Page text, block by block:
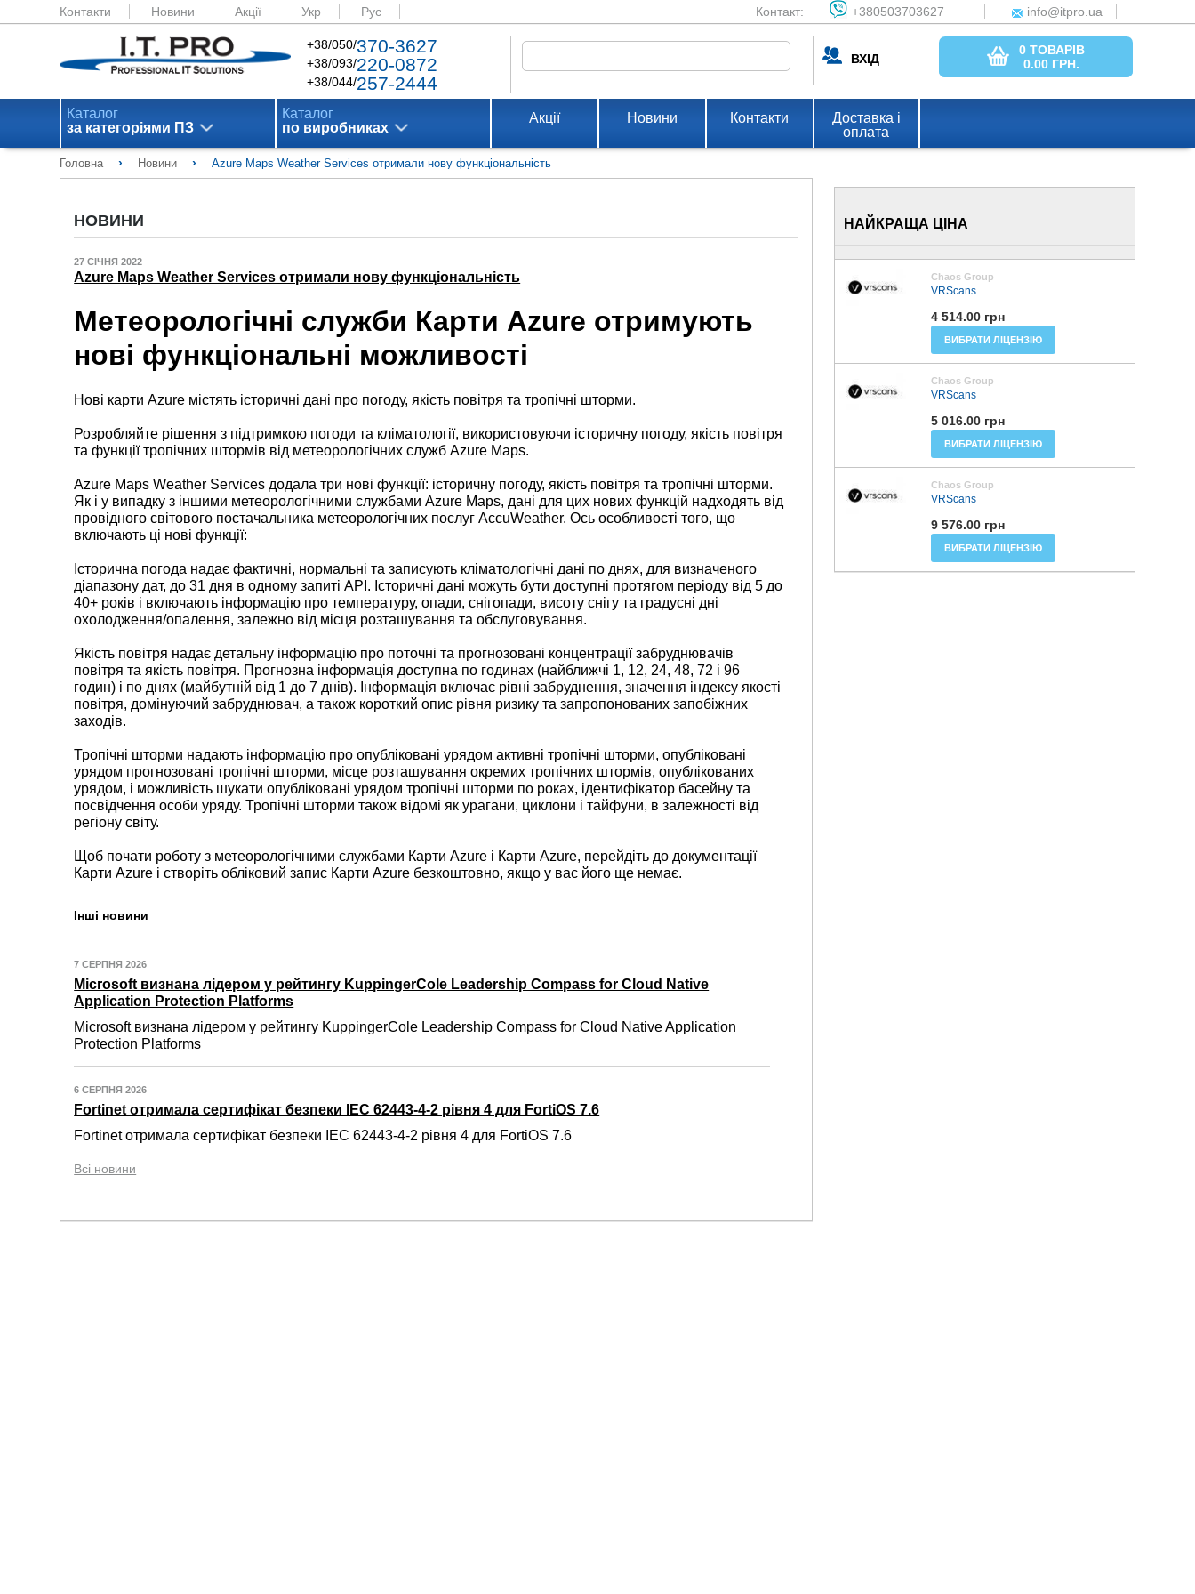
Контакти Новини Акції Укр Рус Контакт: +380503703627 info@itpro.ua
+38/050/370-3627
+38/093/220-0872
+38/044/257-2444
ВХІД
0 ТОВАРІВ
0.00 ГРН.
Каталог
за категоріями ПЗ
Каталог
по виробниках
Акції Новини Контакти
Доставка і
оплата
Головна › Новини › Azure Maps Weather Services отримали нову функціональність
НОВИНИ
27 СІЧНЯ 2022
Azure Maps Weather Services отримали нову функціональність
Метеорологічні служби Карти Azure отримують
нові функціональні можливості
Нові карти Azure містять історичні дані про погоду, якість повітря та тропічні шторми.
Розробляйте рішення з підтримкою погоди та кліматології, використовуючи історичну погоду, якість повітря
та функції тропічних штормів від метеорологічних служб Azure Maps.
Azure Maps Weather Services додала три нові функції: історичну погоду, якість повітря та тропічні шторми.
Як і у випадку з іншими метеорологічними службами Azure Maps, дані для цих нових функцій надходять від
провідного світового постачальника метеорологічних послуг AccuWeather. Ось особливості того, що
включають ці нові функції:
Історична погода надає фактичні, нормальні та записують кліматологічні дані по днях, для визначеного
діапазону дат, до 31 дня в одному запиті API. Історичні дані можуть бути доступні протягом періоду від 5 до
40+ років і включають інформацію про температуру, опади, снігопади, висоту снігу та градусні дні
охолодження/опалення, залежно від місця розташування та обслуговування.
Якість повітря надає детальну інформацію про поточні та прогнозовані концентрації забруднювачів
повітря та якість повітря. Прогнозна інформація доступна по годинах (найближчі 1, 12, 24, 48, 72 і 96
годин) і по днях (майбутній від 1 до 7 днів). Інформація включає рівні забруднення, значення індексу якості
повітря, домінуючий забруднювач, а також короткий опис рівня ризику та запропонованих запобіжних
заходів.
Тропічні шторми надають інформацію про опубліковані урядом активні тропічні шторми, опубліковані
урядом прогнозовані тропічні шторми, місце розташування окремих тропічних штормів, опублікованих
урядом, і можливість шукати опубліковані урядом тропічні шторми по роках, ідентифікатор басейну та
посвідчення особи уряду. Тропічні шторми також відомі як урагани, циклони і тайфуни, в залежності від
регіону світу.
Щоб почати роботу з метеорологічними службами Карти Azure і Карти Azure, перейдіть до документації
Карти Azure і створіть обліковий запис Карти Azure безкоштовно, якщо у вас його ще немає.
Інші новини
7 СЕРПНЯ 2026
Microsoft визнана лідером у рейтингу KuppingerCole Leadership Compass for Cloud Native
Application Protection Platforms
Microsoft визнана лідером у рейтингу KuppingerCole Leadership Compass for Cloud Native Application
Protection Platforms
6 СЕРПНЯ 2026
Fortinet отримала сертифікат безпеки IEC 62443-4-2 рівня 4 для FortiOS 7.6
Fortinet отримала сертифікат безпеки IEC 62443-4-2 рівня 4 для FortiOS 7.6
Всі новини
НАЙКРАЩА ЦІНА
Chaos Group
VRScans
4 514.00 грн
ВИБРАТИ ЛІЦЕНЗІЮ
Chaos Group
VRScans
5 016.00 грн
ВИБРАТИ ЛІЦЕНЗІЮ
Chaos Group
VRScans
9 576.00 грн
ВИБРАТИ ЛІЦЕНЗІЮ